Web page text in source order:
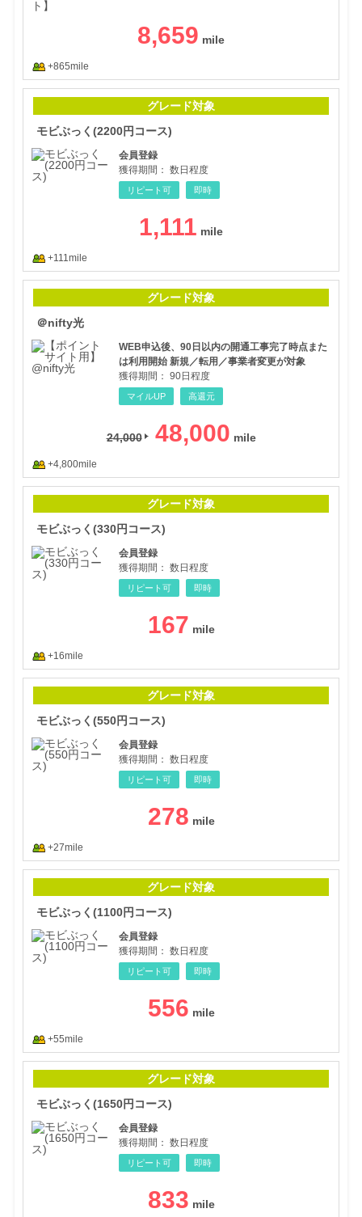
8,659
+865mile
グレード対象
モビぶっく(2200円コース)
会員登録
獲得期間： 数日程度
リピート可 即時
1,111
+111mile
グレード対象
＠nifty光
WEB申込後、90日以内の開通工事完了時点また
は利用開始 新規／転用／事業者変更が対象
獲得期間： 90日程度
マイルUP 高還元
24,000 48,000
+4,800mile
グレード対象
モビぶっく(330円コース)
会員登録
獲得期間： 数日程度
リピート可 即時
167
+16mile
グレード対象
モビぶっく(550円コース)
会員登録
獲得期間： 数日程度
リピート可 即時
278
+27mile
グレード対象
モビぶっく(1100円コース)
会員登録
獲得期間： 数日程度
リピート可 即時
556
+55mile
グレード対象
モビぶっく(1650円コース)
会員登録
獲得期間： 数日程度
リピート可 即時
833